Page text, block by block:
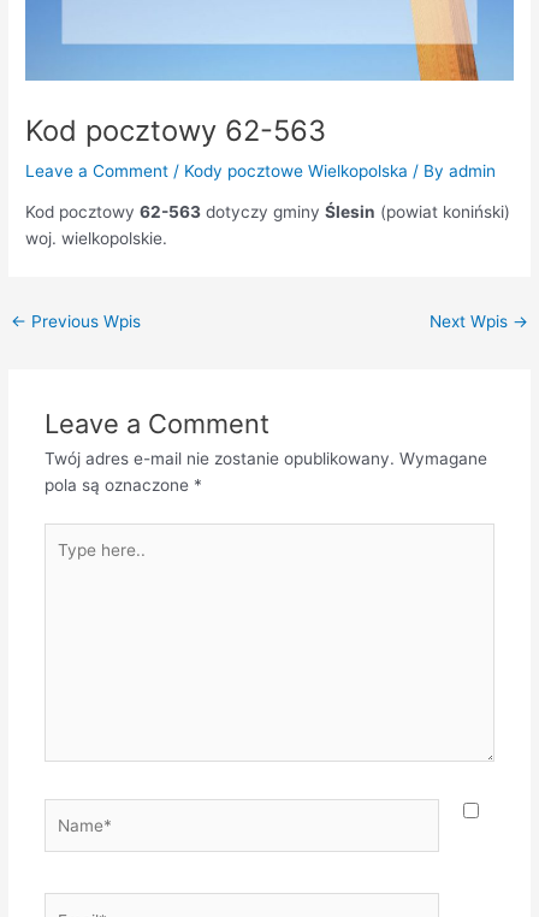
Kod pocztowy 62-563
Leave a Comment / Kody pocztowe Wielkopolska / Byadmin
Kod pocztowy62-563 dotyczy gminyŚlesin (powiat koniński)
woj. wielkopolskie.
← Previous Wpis Next Wpis →
Leave a Comment
Twój adres e-mail nie zostanie opublikowany. Wymagane
pola są oznaczone *
here..